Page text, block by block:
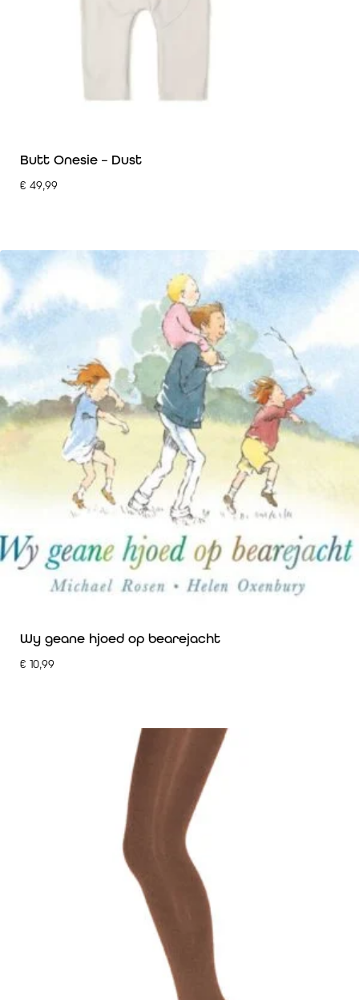
Butt Onesie – Dust
€ 49,99
Wy geane hjoed op bearejacht
€ 10,99